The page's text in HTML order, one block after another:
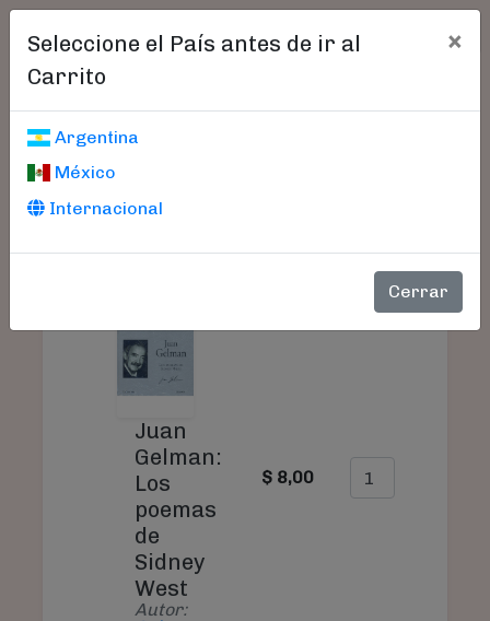
Seleccione el País antes de ir al
Carrito
×
Argentina
México
Internacional
Cerrar
Carrito De Compras
PRODUCTO PRECIO CANTIDAD
Juan
Gelman:
Los
poemas
de
Sidney
West
Autor:
$ 8,00